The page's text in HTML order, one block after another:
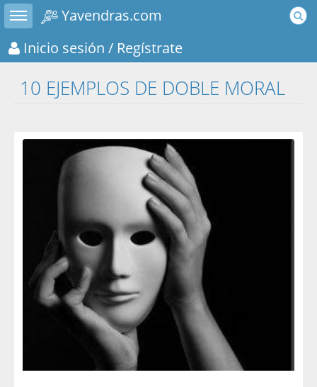
Toggle sidebar
Yavendras.com
Inicio sesión / Regístrate
10 EJEMPLOS DE DOBLE MORAL